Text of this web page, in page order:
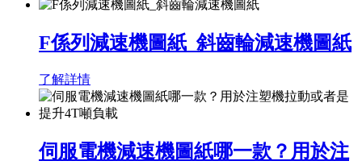
F係列減速機圖紙_斜齒輪減速機圖紙
了解詳情
伺服電機減速機圖紙哪一款？用於注